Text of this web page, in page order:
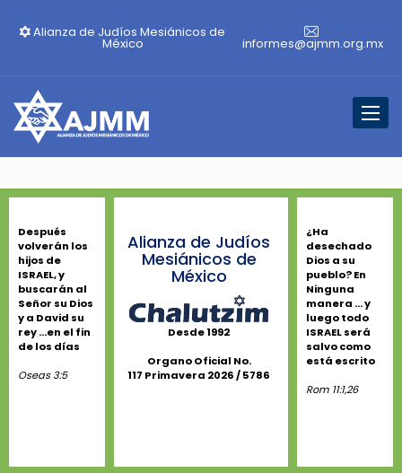
Alianza de Judíos Mesiánicos de
México informes@ajmm.org.mx
Después
volverán los
hijos de
ISRAEL, y
buscarán al
Señor su Dios
y a David su
rey ...en el fin
de los días
Oseas 3:5
Alianza de Judíos
Mesiánicos de
México
Desde 1992
Organo Oficial No.
117 Primavera 2026 / 5786
¿Ha
desechado
Dios a su
pueblo? En
Ninguna
manera ... y
luego todo
ISRAEL será
salvo como
está escrito
Rom 11:1,26